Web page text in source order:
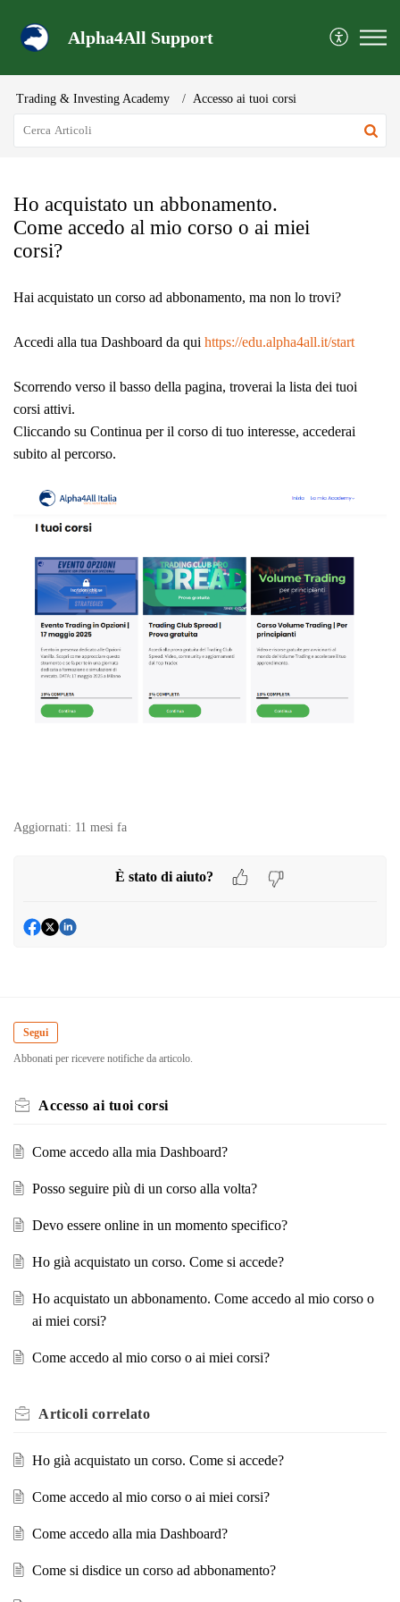
Alpha4All Support
Trading & Investing Academy Accesso ai tuoi corsi
Ho acquistato un abbonamento.
Come accedo al mio corso o ai miei
corsi?
Hai acquistato un corso ad abbonamento, ma non lo trovi?
Accedi alla tua Dashboard da qui https://edu.alpha4all.it/start
Scorrendo verso il basso della pagina, troverai la lista dei tuoi
corsi attivi.
Cliccando su Continua per il corso di tuo interesse, accederai
subito al percorso.
Aggiornati: 11 mesi fa
È stato di aiuto?
Segui
Abbonati per ricevere notifiche da articolo.
Accesso ai tuoi corsi
Come accedo alla mia Dashboard?
Posso seguire più di un corso alla volta?
Devo essere online in un momento specifico?
Ho già acquistato un corso. Come si accede?
Ho acquistato un abbonamento. Come accedo al mio corso o
ai miei corsi?
Come accedo al mio corso o ai miei corsi?
Articoli correlato
Ho già acquistato un corso. Come si accede?
Come accedo al mio corso o ai miei corsi?
Come accedo alla mia Dashboard?
Come si disdice un corso ad abbonamento?